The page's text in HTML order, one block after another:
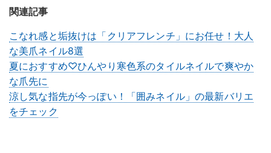
関連記事
こなれ感と垢抜けは「クリアフレンチ」にお任せ！大人
な美爪ネイル8選
夏におすすめ♡ひんやり寒色系のタイルネイルで爽やか
な爪先に
涼し気な指先が今っぽい！「囲みネイル」の最新バリエ
をチェック